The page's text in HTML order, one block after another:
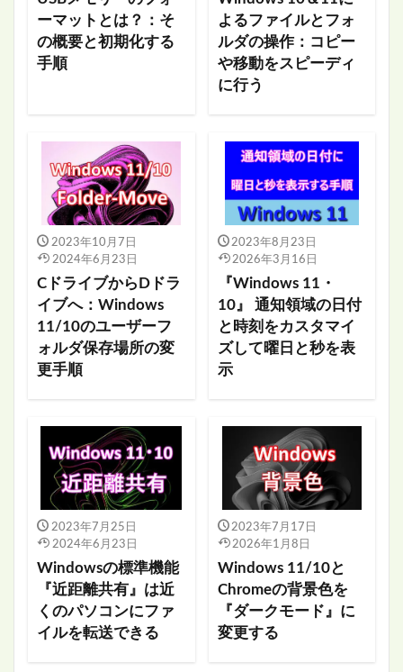
ーマットとは？：そ
の概要と初期化する
手順
よるファイルとフォ
ルダの操作：コピー
や移動をスピーディ
に行う
2023年10月7日
2024年6月23日
CドライブからDドラ
イブへ：Windows
11/10のユーザーフ
ォルダ保存場所の変
更手順
2023年8月23日
2026年3月16日
『Windows 11・
10』 通知領域の日付
と時刻をカスタマイ
ズして曜日と秒を表
示
2023年7月25日
2024年6月23日
Windowsの標準機能
『近距離共有』は近
くのパソコンにファ
イルを転送できる
2023年7月17日
2026年1月8日
Windows 11/10と
Chromeの背景色を
『ダークモード』に
変更する